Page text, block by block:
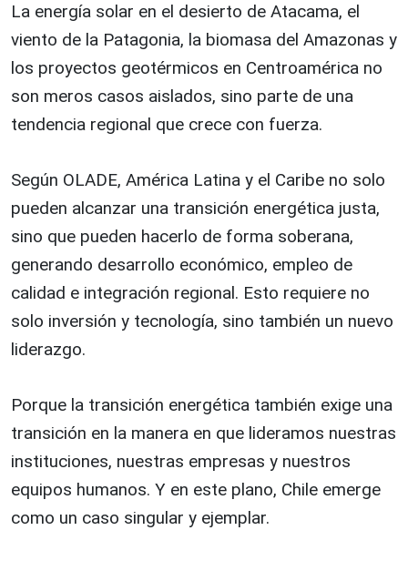
La energía solar en el desierto de Atacama, el
viento de la Patagonia, la biomasa del Amazonas y
los proyectos geotérmicos en Centroamérica no
son meros casos aislados, sino parte de una
tendencia regional que crece con fuerza.
Según OLADE, América Latina y el Caribe no solo
pueden alcanzar una transición energética justa,
sino que pueden hacerlo de forma soberana,
generando desarrollo económico, empleo de
calidad e integración regional. Esto requiere no
solo inversión y tecnología, sino también un nuevo
liderazgo.
Porque la transición energética también exige una
transición en la manera en que lideramos nuestras
instituciones, nuestras empresas y nuestros
equipos humanos. Y en este plano, Chile emerge
como un caso singular y ejemplar.